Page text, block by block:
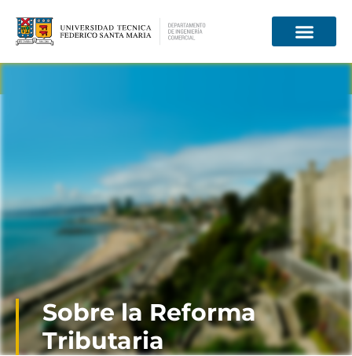
Sobre la Reforma
Tributaria